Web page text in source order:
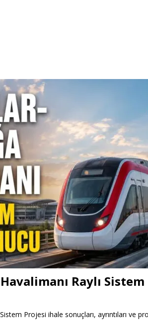
Raylı
Projesi ihale sonuçları, ayrıntıları ve